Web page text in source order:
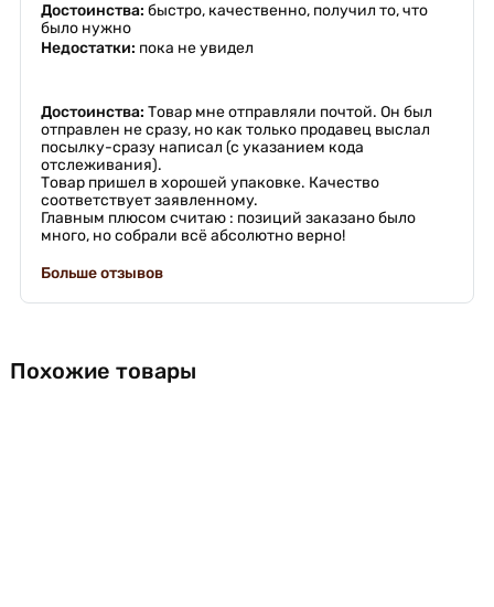
Достоинства: быстро, качественно, получил то, что
было нужно
Недостатки: пока не увидел
Достоинства: Товар мне отправляли почтой. Он был
отправлен не сразу, но как только продавец выслал
посылку-сразу написал (с указанием кода
отслеживания).
Товар пришел в хорошей упаковке. Качество
соответствует заявленному.
Главным плюсом считаю : позиций заказано было
много, но собрали всё абсолютно верно!
Больше отзывов
Похожие товары